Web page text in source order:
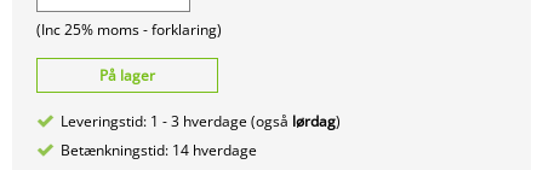
(Inc 25% moms -forklaring)
På lager
Leveringstid: 1 - 3 hverdage (også lørdag)
Betænkningstid: 14 hverdage